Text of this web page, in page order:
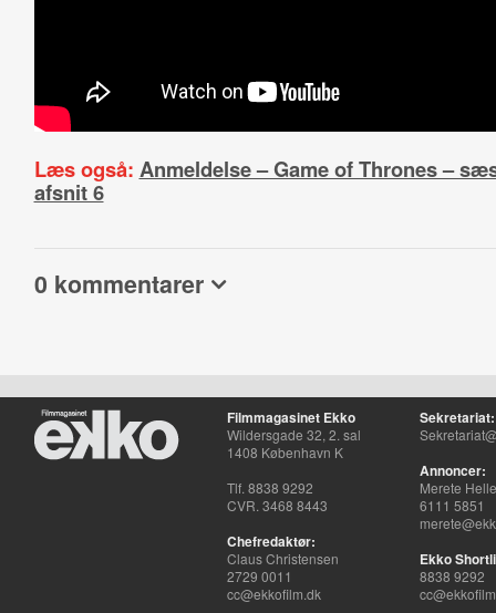
Læs også: Anmeldelse – Game of Thrones –
afsnit 6
0 kommentarer
Filmmagasinet Ekko
Wildersgade 32, 2. sal
1408 København K
Tlf. 8838 9292
CVR. 3468 8443
Chefredaktør:
Claus Christensen
2729 0011
cc@ekkofilm.dk
Sekretariat:
Annoncer:
Merete
6111 5851
Ekko
8838 9292